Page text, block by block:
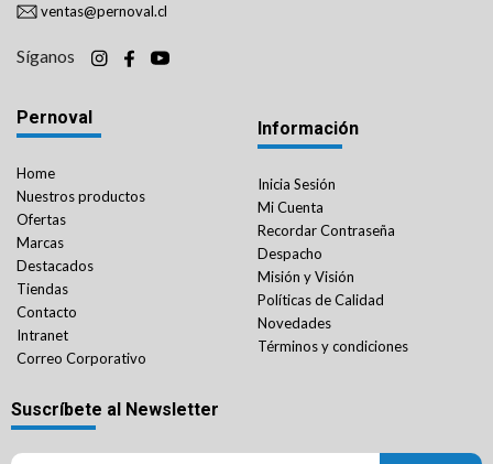
ventas@pernoval.cl
Síganos
Pernoval
Home
Nuestros productos
Ofertas
Marcas
Destacados
Tiendas
Contacto
Intranet
Correo Corporativo
Información
Inicia Sesión
Mi Cuenta
Recordar Contraseña
Despacho
Misión y Visión
Políticas de Calidad
Novedades
Términos y condiciones
Suscríbete al Newsletter